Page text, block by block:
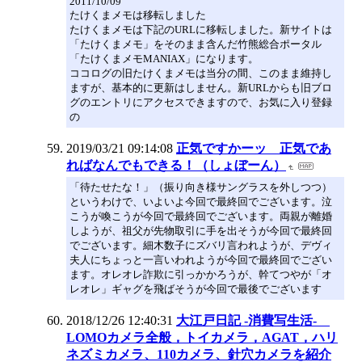
たけくまメモは移転しました
たけくまメモは下記のURLに移転しました。新サイトは
「たけくまメモ」をそのまま含んだ竹熊総合ポータル
「たけくまメモMANIAX」になります。
ココログの旧たけくまメモは当分の間、このまま維持し
ますが、基本的に更新はしません。新URLからも旧ブロ
グのエントリにアクセスできますので、お気に入り登録
の
2019/03/21 09:14:08 正気ですかーッ 正気であ
ればなんでもできる！（しょぼーん）
「待たせたな！」（振り向き様サングラスを外しつつ）
というわけで、いよいよ今回で最終回でございます。泣
こうが喚こうが今回で最終回でございます。両親が離婚
しようが、祖父が先物取引に手を出そうが今回で最終回
でございます。細木数子にズバリ言われようが、デヴィ
夫人にちょっと一言いわれようが今回で最終回でござい
ます。オレオレ詐欺に引っかかろうが、幹てつやが「オ
レオレ」ギャグを飛ばそうが今回で最後でございます
2018/12/26 12:40:31 大江戸日記 -消費写生活-
LOMOカメラ全般，トイカメラ，AGAT，ハリ
ネズミカメラ、110カメラ、針穴カメラを紹介